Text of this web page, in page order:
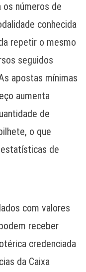
números de
conhecida
repetir o mesmo
seguidos
apostas mínimas
aumenta
de
o que
de
com valores
receber
credenciada
da Caixa